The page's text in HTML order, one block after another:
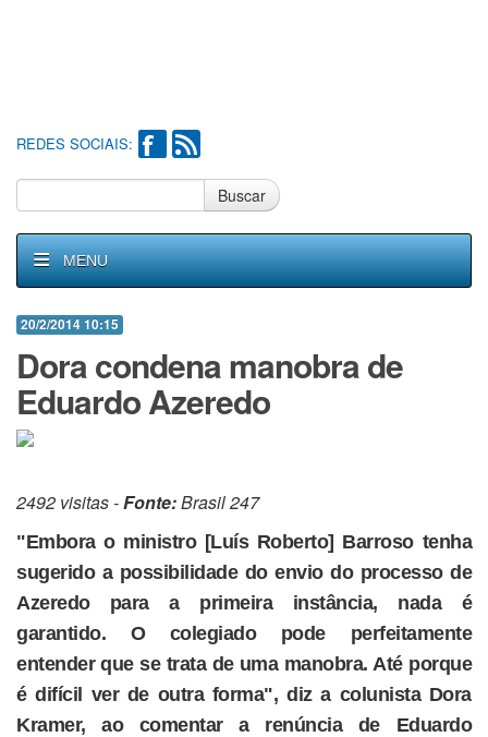
REDES SOCIAIS:
Buscar
MENU
20/2/2014 10:15
Dora condena manobra de
Eduardo Azeredo
2492 visitas -Fonte:Brasil 247
"Embora o ministro [Luís Roberto] Barroso tenha
sugerido a possibilidade do envio do processo de
Azeredo para a primeira instância, nada é
garantido. O colegiado pode perfeitamente
entender que se trata de uma manobra. Até porque
é difícil ver de outra forma", diz a colunista Dora
Kramer, ao comentar a renúncia de Eduardo